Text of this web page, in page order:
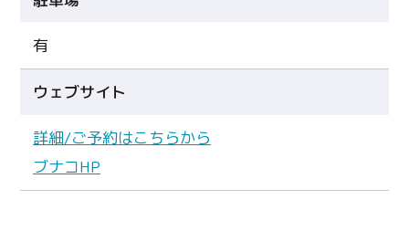
有
ウェブサイト
詳細/ご予約はこちらから
ブナコHP